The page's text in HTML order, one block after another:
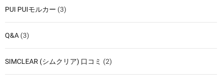
PUI PUIモルカー (3)
Q&A (3)
SIMCLEAR (シムクリア) 口コミ (2)